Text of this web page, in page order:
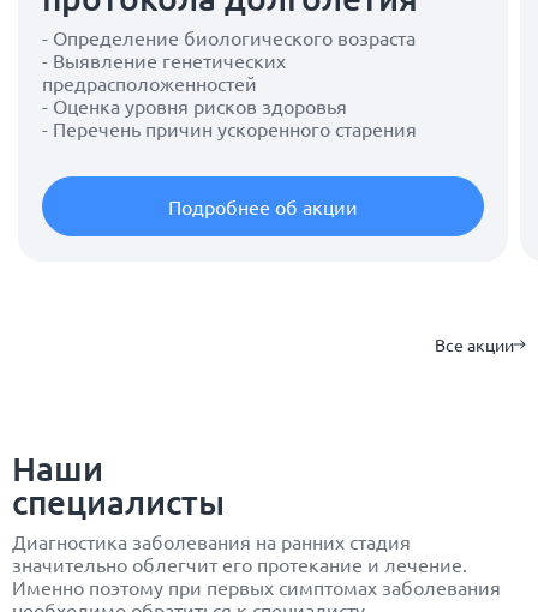
- Определение биологического возраста
- Выявление генетических
предрасположенностей
- Оценка уровня рисков здоровья
- Перечень причин ускоренного старения
Подробнее об акции
Все акции
Наши
специалисты
Диагностика заболевания на ранних стадия
значительно облегчит его протекание и лечение.
Именно поэтому при первых симптомах заболевания